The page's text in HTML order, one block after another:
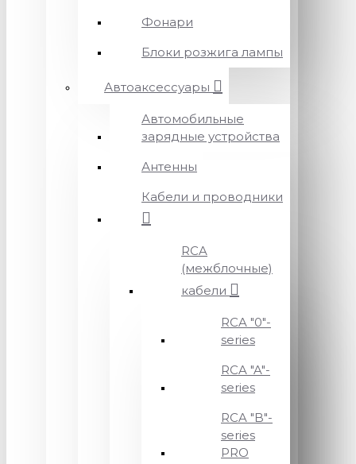
Фонари
Блоки розжига лампы
Автоаксессуары
Автомобильные
зарядные устройства
Антенны
Кабели и проводники
RCA
(межблочные)
кабели
RCA "0"-
series
RCA "A"-
series
RCA "B"-
series
PRO